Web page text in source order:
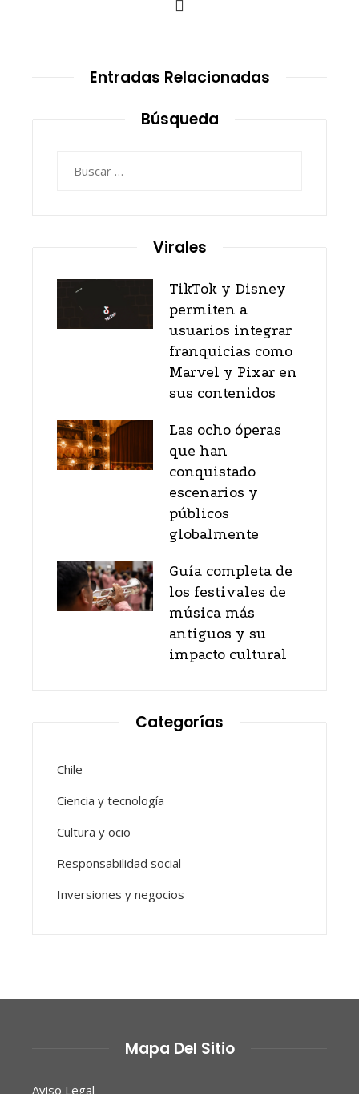
Entradas Relacionadas
Búsqueda
Virales
TikTok y Disney
permiten a
usuarios integrar
franquicias como
Marvel y Pixar en
sus contenidos
Las ocho óperas
que han
conquistado
escenarios y
públicos
globalmente
Guía completa de
los festivales de
música más
antiguos y su
impacto cultural
Categorías
Chile
Ciencia y tecnología
Cultura y ocio
Responsabilidad social
Inversiones y negocios
Mapa Del Sitio
Aviso Legal